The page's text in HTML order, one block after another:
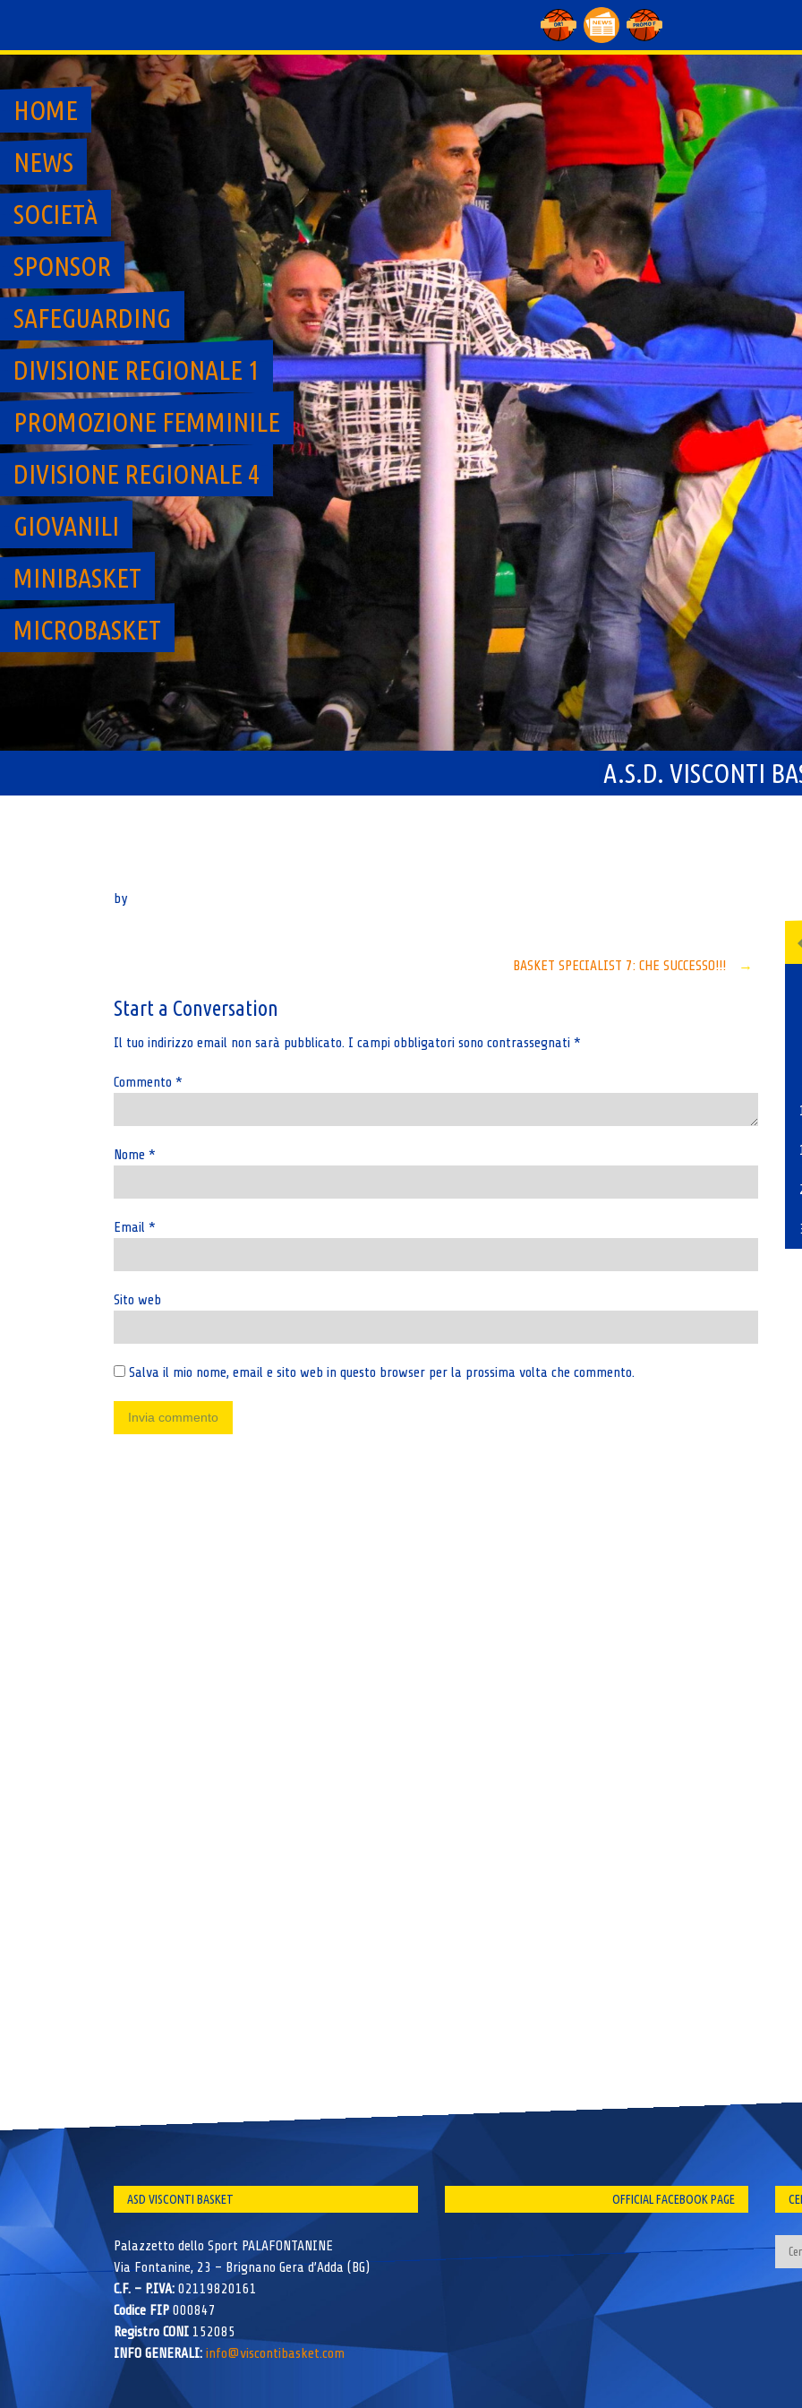
content
A.S.D. VISCONTI
HOME
NEWS
SOCIETÀ
SPONSOR
SAFEGUARDING
DIVISIONE REGIONALE 1
PROMOZIONE FEMMINILE
DIVISIONE REGIONALE 4
GIOVANILI
MINIBASKET
MICROBASKET
by
navigation
BASKET SPECIALIST 7: CHE SUCCESSO!!! →
Start a Conversation
Il tuo indirizzo email non sarà pubblicato. I campi obbligatori sono contrassegnati *
Commento *
Nome *
Email *
Sito web
Salva il mio nome, email e sito web in questo browser per la prossima volta che commento.
ASD VISCONTI BASKET
Palazzetto dello Sport PALAFONTANINE
Via Fontanine, 23 – Brignano Gera d’Adda (BG)
C.F. – P.IVA: 02119820161
Codice FIP 000847
Registro CONI 152085
INFO GENERALI: info@viscontibasket.com
OFFICIAL FACEBOOK PAGE